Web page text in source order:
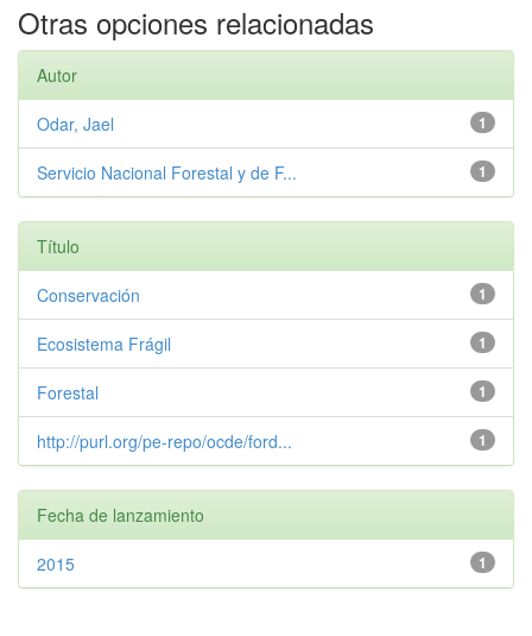
Otras opciones relacionadas
Autor
1
Odar, Jael
1
Servicio Nacional Forestal y de F...
Título
1
Conservación
1
Ecosistema Frágil
1
Forestal
1
http://purl.org/pe-repo/ocde/ford...
Fecha de lanzamiento
1
2015